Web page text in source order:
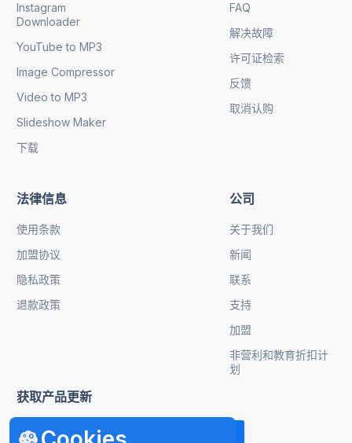
Instagram
Downloader
YouTube to MP3
Image Compressor
Video to MP3
Slideshow Maker
下载
FAQ
解决故障
许可证检索
反馈
取消认购
法律信息
使用条款
加盟协议
隐私政策
退款政策
公司
关于我们
新闻
联系
支持
加盟
非营利和教育折扣计
划
获取产品更新